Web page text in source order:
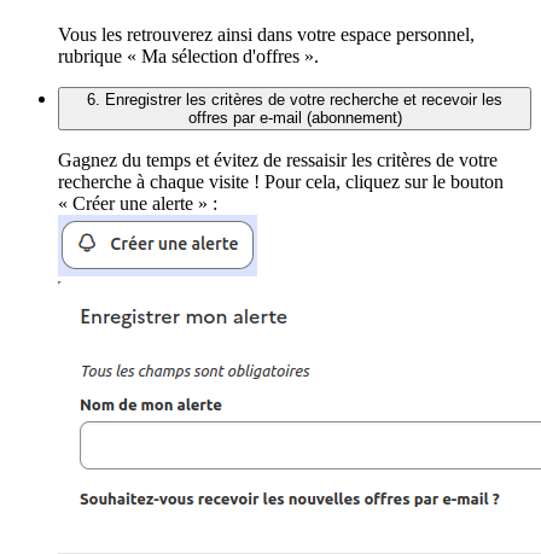
Vous les retrouverez ainsi dans votre espace personnel,
rubrique « Ma sélection d'offres ».
6. Enregistrer les critères de votre recherche et recevoir les
offres par e-mail (abonnement)
Gagnez du temps et évitez de ressaisir les critères de votre
recherche à chaque visite ! Pour cela, cliquez sur le bouton
« Créer une alerte » :